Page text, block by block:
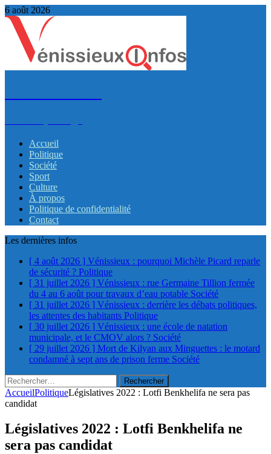
6 août 2026
Accueil
Politique
Société
Sport
Culture
À propos
Politique de confidentialité
Contact
Les dernières infos
[ 4 août 2026 ] Vénissieux : pourquoi Michèle Picard reparle
de sécurité ? Politique
[ 31 juillet 2026 ] Vénissieux : rue Germaine Tillion fermée
du 4 au 6 août pour travaux d’eau potable Société
[ 31 juillet 2026 ] Vénissieux : derrière les débats politiques,
les attentes des habitants Politique
[ 30 juillet 2026 ] Vénissieux : une école de natation
municipale, et le CMOV alors ? Société
[ 29 juillet 2026 ] Mort de Kilyan aux Minguettes : le motard
condamné à sept ans de prison ferme Société
Rechercher :
AccueilPolitiqueLégislatives 2022 : Lotfi Benkhelifa ne sera pas
candidat
Législatives 2022 : Lotfi Benkhelifa ne
sera pas candidat